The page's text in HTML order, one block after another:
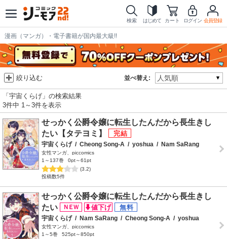
検索 はじめて カート ログイン 会員登録
漫画（マンガ）・電子書籍が国内最大級!!
並べ替え:
絞り込む
「宇宙くらげ」の検索結果
3件中 1～3件を表示
せっかく公爵令嬢に転生したんだから長生きし
たい【タテヨミ】
宇宙くらげ / Cheong Song-A / yoshua / Nam SaRang
女性マンガ、piccomics
1～137巻
0pt～61pt
(3.2)
投稿数5件
せっかく公爵令嬢に転生したんだから長生きし
たい
宇宙くらげ / Nam SaRang / Cheong Song-A / yoshua
女性マンガ、piccomics
1～5巻
525pt～850pt